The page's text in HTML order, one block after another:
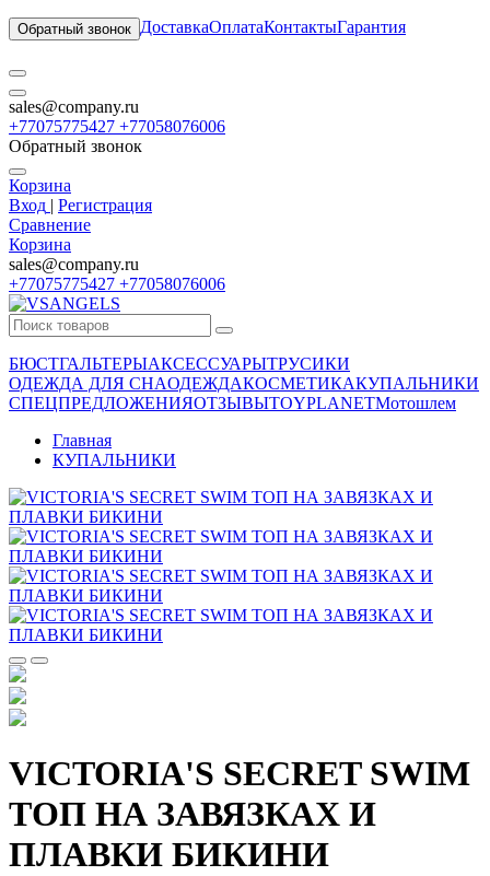
Обратный звонок ДоставкаОплатаКонтактыГарантия
sales@company.ru
+77075775427 +77058076006
Обратный звонок
Корзина
Вход | Регистрация
Сравнение
Корзина
sales@company.ru
+77075775427 +77058076006
БЮСТГАЛЬТЕРЫАКСЕССУАРЫТРУСИКИ
ОДЕЖДА ДЛЯ СНАОДЕЖДАКОСМЕТИКАКУПАЛЬНИКИ
СПЕЦПРЕДЛОЖЕНИЯОТЗЫВЫTOYPLANETМотошлем
Главная
КУПАЛЬНИКИ
VICTORIA'S SECRET SWIM
ТОП НА ЗАВЯЗКАХ И
ПЛАВКИ БИКИНИ